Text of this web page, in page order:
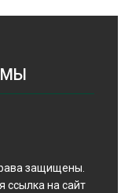
защищены.
ссылка на сайт